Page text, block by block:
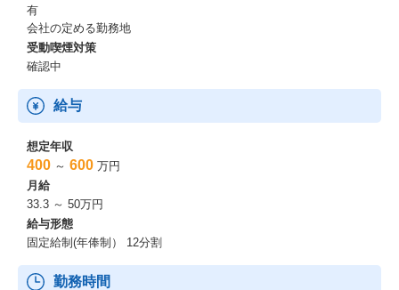
有
会社の定める勤務地
受動喫煙対策
確認中
給与
想定年収
400 ～ 600 万円
月給
33.3 ～ 50万円
給与形態
固定給制(年俸制） 12分割
勤務時間